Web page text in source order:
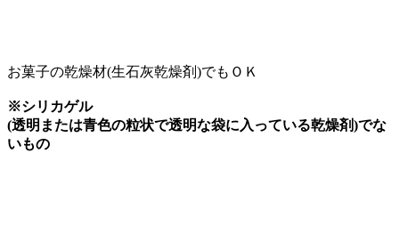
お菓子の乾燥材(生石灰乾燥剤)でもＯＫ
※シリカゲル
(透明または青色の粒状で透明な袋に入っている乾燥剤)でな
いもの